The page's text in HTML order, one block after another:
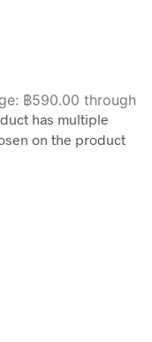
฿590.00 through
has multiple
on the product